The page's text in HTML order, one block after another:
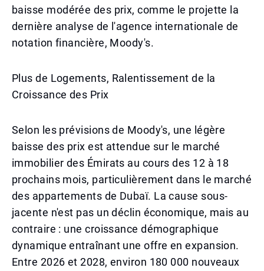
baisse modérée des prix, comme le projette la
dernière analyse de l'agence internationale de
notation financière, Moody's.
Plus de Logements, Ralentissement de la
Croissance des Prix
Selon les prévisions de Moody's, une légère
baisse des prix est attendue sur le marché
immobilier des Émirats au cours des 12 à 18
prochains mois, particulièrement dans le marché
des appartements de Dubaï. La cause sous-
jacente n'est pas un déclin économique, mais au
contraire : une croissance démographique
dynamique entraînant une offre en expansion.
Entre 2026 et 2028, environ 180 000 nouveaux